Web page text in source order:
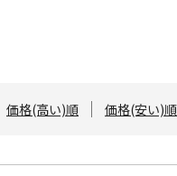
価格(高い)順 価格(安い)順